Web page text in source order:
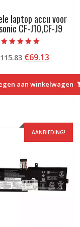
laptop accu voor
CF-J10,CF-J9
5.00
van 5
115.83
was:
€115.83.
€69.13Huidige
is:
€69.13.
aan winkelwagen
AANBIEDING!